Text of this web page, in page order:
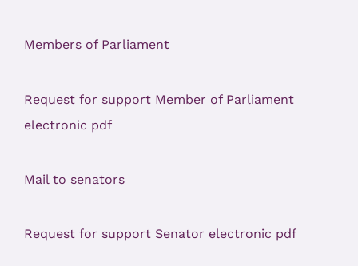
Members of Parliament
Request for support Member of Parliament
electronic pdf
Mail to senators
Request for support Senator electronic pdf